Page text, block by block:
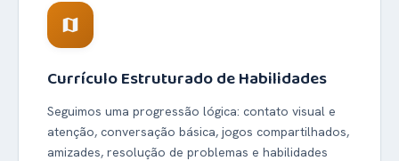
map
Currículo Estruturado de Habilidades
Seguimos uma progressão lógica: contato visual e
atenção, conversação básica, jogos compartilhados,
amizades, resolução de problemas e habilidades